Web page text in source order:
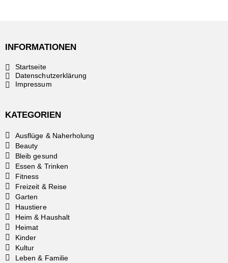
INFORMATIONEN
Startseite
Datenschutzerklärung
Impressum
KATEGORIEN
Ausflüge & Naherholung
Beauty
Bleib gesund
Essen & Trinken
Fitness
Freizeit & Reise
Garten
Haustiere
Heim & Haushalt
Heimat
Kinder
Kultur
Leben & Familie